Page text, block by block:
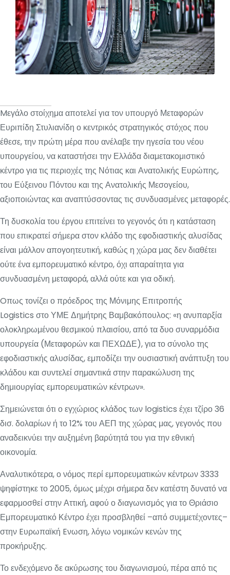
Mεγάλο στοίχημα αποτελεί για τον υπουργό Μεταφορών
Ευριπίδη Στυλιανίδη ο κεντρικός στρατηγικός στόχος που
έθεσε, την πρώτη μέρα που ανέλαβε την ηγεσία του νέου
υπουργείου, να καταστήσει την Ελλάδα διαμετακομιστικό
κέντρο για τις περιοχές της Νότιας και Ανατολικής Ευρώπης,
του Εύξεινου Πόντου και της Ανατολικής Μεσογείου,
αξιοποιώντας και αναπτύσσοντας τις συνδυασμένες μεταφορές.
Τη δυσκολία του έργου επιτείνει το γεγονός ότι η κατάσταση
που επικρατεί σήμερα στον κλάδο της εφοδιαστικής αλυσίδας
είναι μάλλον απογοητευτική, καθώς η χώρα μας δεν διαθέτει
ούτε ένα εμπορευματικό κέντρο, όχι απαραίτητα για
συνδυασμένη μεταφορά, αλλά ούτε και για οδική.
Oπως τονίζει ο πρόεδρος της Μόνιμης Επιτροπής
Logistics στο ΥΜΕ Δημήτρης Βαμβακόπουλος: «η ανυπαρξία
ολοκληρωμένου θεσμικού πλαισίου, από τα δυο συναρμόδια
υπουργεία (Μεταφορών και ΠΕΧΩΔΕ), για το σύνολο της
εφοδιαστικής αλυσίδας, εμποδίζει την ουσιαστική ανάπτυξη του
κλάδου και συντελεί σημαντικά στην παρακώλυση της
δημιουργίας εμπορευματικών κέντρων».
Σημειώνεται ότι ο εγχώριος κλάδος των logistics έχει τζίρο 36
δισ. δολαρίων ή το 12% του ΑΕΠ της χώρας μας, γεγονός που
αναδεικνύει την αυξημένη βαρύτητά του για την εθνική
οικονομία.
Αναλυτικότερα, ο νόμος περί εμπορευματικών κέντρων 3333
ψηφίστηκε το 2005, όμως μέχρι σήμερα δεν κατέστη δυνατό να
εφαρμοσθεί στην Αττική, αφού ο διαγωνισμός για το Θριάσιο
Εμπορευματικό Κέντρο έχει προσβληθεί –από συμμετέχοντες–
στην Eυρωπαϊκή Eνωση, λόγω νομικών κενών της
προκήρυξης.
Το ενδεχόμενο δε ακύρωσης του διαγωνισμού, πέρα από τις